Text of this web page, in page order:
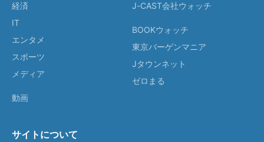
経済
IT
エンタメ
スポーツ
メディア
動画
J-CAST会社ウォッチ
BOOKウォッチ
東京バーゲンマニア
Jタウンネット
ゼロまる
サイトについて